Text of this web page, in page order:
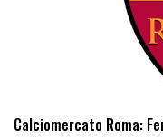
Calciomercato Roma: